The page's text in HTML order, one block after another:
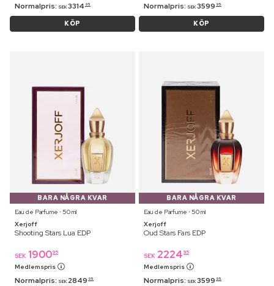
Normalpris: SEK 3314 95
KÖP
Normalpris: SEK 3599 95
KÖP
BARA NÅGRA KVAR
Eau de Parfume ⋅ 50 ml
Xerjoff
Shooting Stars Lua EDP
SEK 190095
Medlemspris
Normalpris: SEK 2849 95
BARA NÅGRA KVAR
Eau de Parfume ⋅ 50 ml
Xerjoff
Oud Stars Fars EDP
SEK 2224 95
Medlemspris
Normalpris: SEK 3599 95